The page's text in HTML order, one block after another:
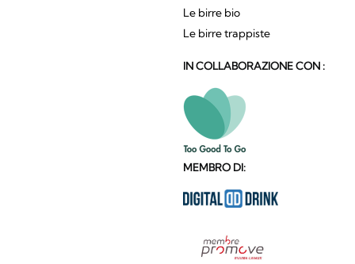
Le birre bio
Le birre trappiste
IN COLLABORAZIONE CON :
MEMBRO DI: